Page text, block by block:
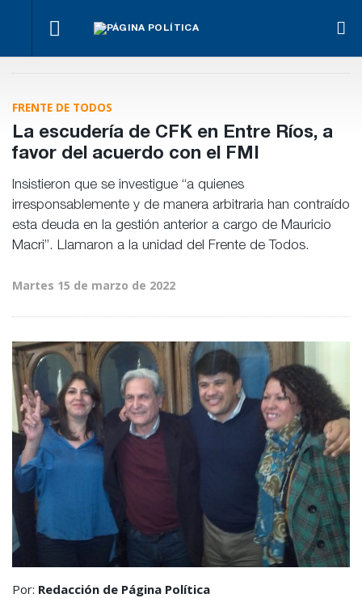
marcha
Benegas
conflicto
intereses
ante la
Tierras.
La Justicia
de Teknofood
FRENTE DE TODOS
La escudería de CFK en Entre Ríos, a
favor del acuerdo con el FMI
Insistieron que se investigue “a quienes
irresponsablemente y de manera arbitraria han contraído
esta deuda en la gestión anterior a cargo de Mauricio
Macri”. Llamaron a la unidad del Frente de Todos.
Martes 15 de marzo de 2022
Por: Redacción de Página Política